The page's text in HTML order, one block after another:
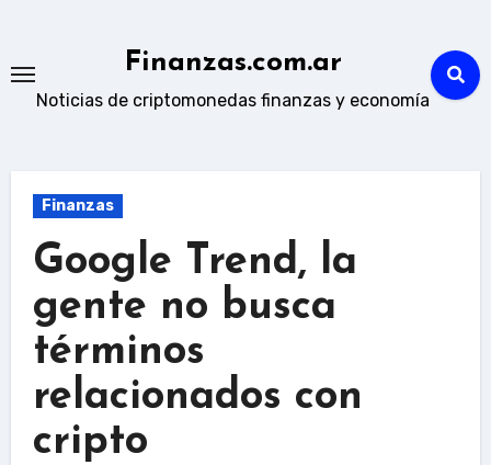
content
Finanzas.com.ar
Noticias de criptomonedas finanzas y economía
Finanzas
Google Trend, la
gente no busca
términos
relacionados con
cripto